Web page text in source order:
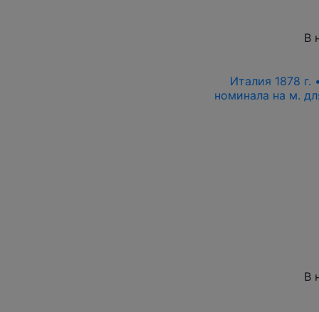
В
Италия 1878 г.
номинала на м.
В